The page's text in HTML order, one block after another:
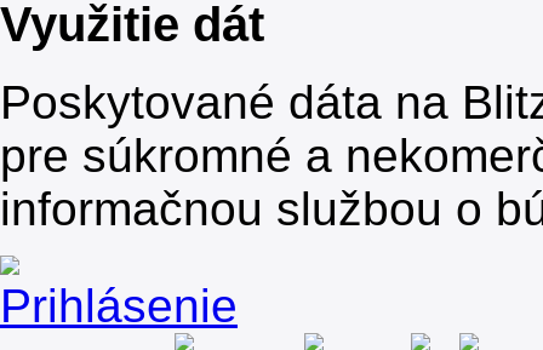
Využitie dát
Poskytované dáta na
pre súkromné a
informačnou službou o
Prihlásenie